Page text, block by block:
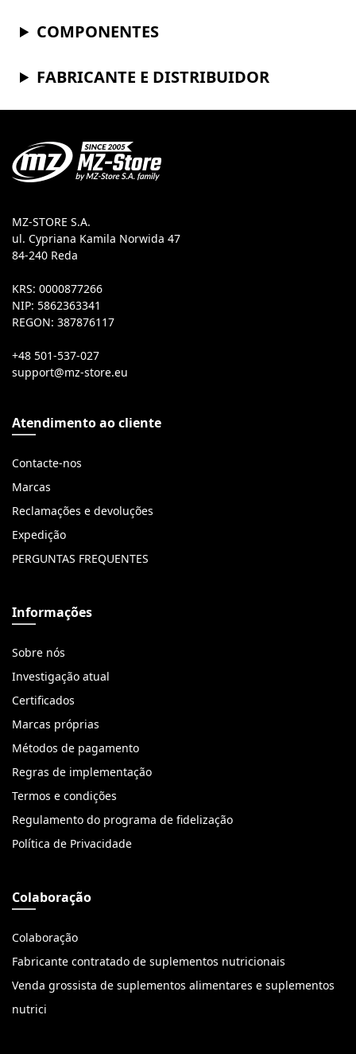
COMPONENTES
FABRICANTE E DISTRIBUIDOR
MZ-STORE S.A.
ul. Cypriana Kamila Norwida 47
84-240 Reda
KRS: 0000877266
NIP: 5862363341
REGON: 387876117
+48 501-537-027
Atendimento ao cliente
Contacte-nos
Marcas
Reclamações e devoluções
Expedição
PERGUNTAS FREQUENTES
Informações
Sobre nós
Investigação atual
Certificados
Marcas próprias
Métodos de pagamento
Regras de implementação
Termos e condições
Regulamento do programa de fidelização
Política de Privacidade
Colaboração
Colaboração
Fabricante contratado de suplementos nutricionais
Venda grossista de suplementos alimentares e suplementos
nutrici